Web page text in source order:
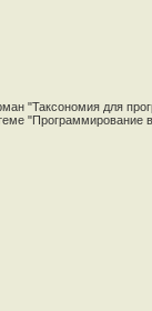
"Таксономия для
"Программирование